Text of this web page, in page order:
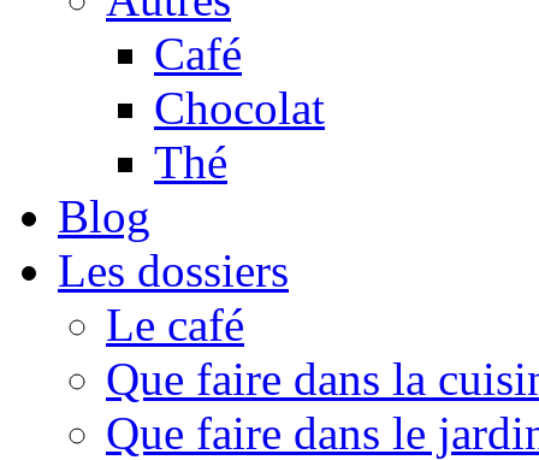
Café
Chocolat
Thé
Blog
Les dossiers
Le café
Que faire dans la
Que faire dans le